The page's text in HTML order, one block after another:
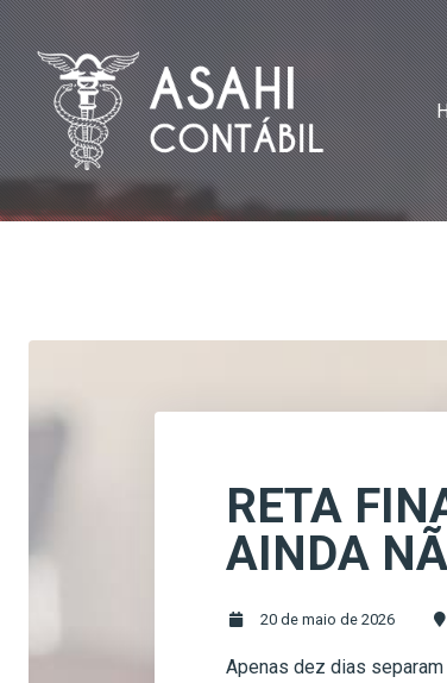
RETA
AINDA
20 de maio de 2026
Apenas dez dias